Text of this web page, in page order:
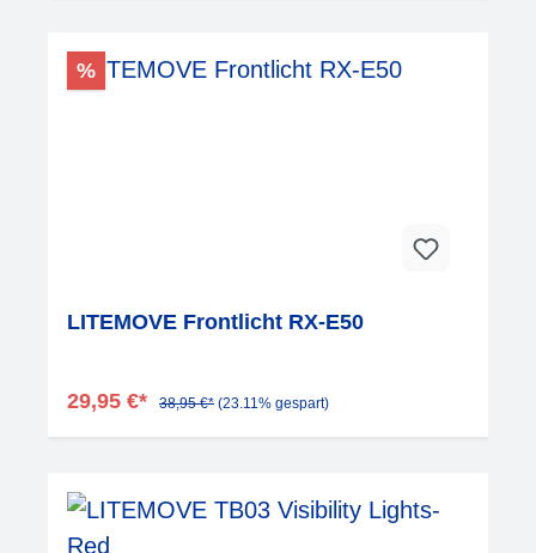
%
LITEMOVE Frontlicht RX-E50
29,95 €* 38,95 €* (23.11% gespart)